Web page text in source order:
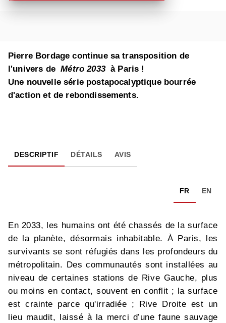
Pierre Bordage continue sa transposition de
l'univers deMétro 2033à Paris !
Une nouvelle série postapocalyptique bourrée
d'action et de rebondissements.
DESCRIPTIF DÉTAILS AVIS
FR EN
En 2033, les humains ont été chassés de la surface
de la planète, désormais inhabitable. À Paris, les
survivants se sont réfugiés dans les profondeurs du
métropolitain. Des communautés sont installées au
niveau de certaines stations de Rive Gauche, plus
ou moins en contact, souvent en conflit ; la surface
est crainte parce qu'irradiée ; Rive Droite est un
lieu maudit, laissé à la merci d’une faune sauvage